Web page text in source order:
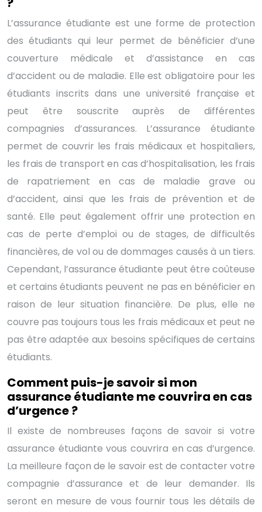
L’assurance étudiante est une forme de protection
des étudiants qui leur permet de bénéficier d’une
couverture médicale et d’assistance en cas
d’accident ou de maladie. Elle est obligatoire pour les
étudiants inscrits dans une université française et
peut être souscrite auprès de différentes
compagnies d’assurances. L’assurance étudiante
permet de couvrir les frais médicaux et hospitaliers,
les frais de transport en cas d’hospitalisation, les frais
de rapatriement en cas de maladie grave ou
d’accident, ainsi que les frais de prévention et de
santé. Elle peut également offrir une protection en
cas de perte d’emploi ou de stages, de difficultés
financières, de vol ou de dommages causés à un tiers.
Cependant, l’assurance étudiante peut être coûteuse
et certains étudiants peuvent ne pas en bénéficier en
raison de leur situation financière. De plus, elle ne
couvre pas toujours tous les frais médicaux et peut ne
pas être adaptée aux besoins spécifiques de certains
étudiants.
Comment puis-je savoir si mon
assurance étudiante me couvrira en cas
d’urgence ?
Il existe de nombreuses façons de savoir si votre
assurance étudiante vous couvrira en cas d’urgence.
La meilleure façon de le savoir est de contacter votre
compagnie d’assurance et de leur demander. Ils
seront en mesure de vous fournir tous les détails de